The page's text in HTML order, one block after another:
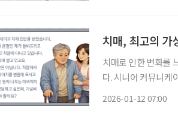
치매, 최고의 가
치매로 인한 변화를
다. 시니어 커뮤니케
2026-01-12 07:00